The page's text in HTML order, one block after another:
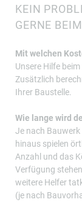
KEIN
GERNE
Mit welchen
Unsere Hilfe
Zusätzlich
Ihrer Baustelle.
Wie lange wird
Je nach
hinaus spielen
Anzahl und das
Verfügung
weitere Helfer
(je nach